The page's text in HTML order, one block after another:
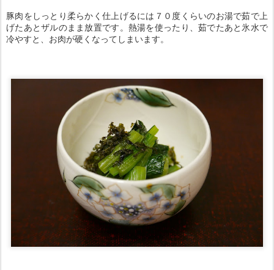
豚肉をしっとり柔らかく仕上げるには７０度くらいのお湯で茹で上
げたあとザルのまま放置です。熱湯を使ったり、茹でたあと氷水で
冷やすと、お肉が硬くなってしまいます。